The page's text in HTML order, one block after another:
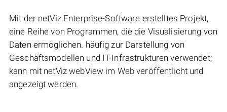
Mit der netViz Enterprise-Software erstelltes Projekt,
eine Reihe von Programmen, die die Visualisierung von
Daten ermöglichen. häufig zur Darstellung von
Geschäftsmodellen und IT-Infrastrukturen verwendet;
kann mit netViz webView im Web veröffentlicht und
angezeigt werden.